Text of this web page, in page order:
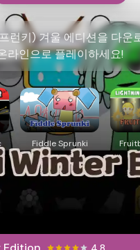
런키) 겨울 에디션을 다운
라인으로 플레이하세요!
Fiddle Sprunki